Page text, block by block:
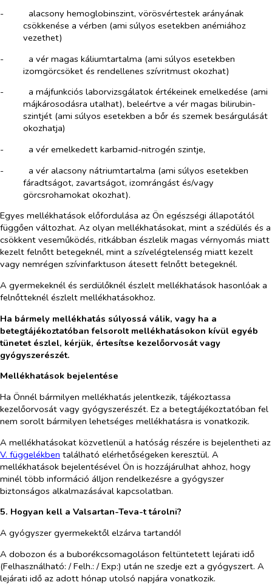
-​
alacsony hemoglobinszint, vörösvértestek arányának
csökkenése a vérben (ami súlyos esetekben anémiához
vezethet)
-​
a vér magas káliumtartalma (ami súlyos esetekben
izomgörcsöket és rendellenes szívritmust okozhat)
-​
a májfunkciós laborvizsgálatok értékeinek emelkedése (ami
májkárosodásra utalhat), beleértve a vér magas bilirubin-
szintjét (ami súlyos esetekben a bőr és szemek besárgulását
okozhatja)
-​
a vér emelkedett karbamid-nitrogén szintje,
-​
a vér alacsony nátriumtartalma (ami súlyos esetekben
fáradtságot, zavartságot, izomrángást és/vagy
görcsrohamokat okozhat).
Egyes mellékhatások előfordulása az Ön egészségi állapotától
függően változhat. Az olyan mellékhatásokat, mint a szédülés és a
csökkent veseműködés, ritkábban észlelik magas vérnyomás miatt
kezelt felnőtt betegeknél, mint a szívelégtelenség miatt kezelt
vagy nemrégen szívinfarktuson átesett felnőtt betegeknél.
A gyermekeknél és serdülőknél észlelt mellékhatások hasonlóak a
felnőtteknél észlelt mellékhatásokhoz.
Ha bármely mellékhatás súlyossá válik, vagy ha a
betegtájékoztatóban felsorolt mellékhatásokon kívül egyéb
tünetet észlel, kérjük, értesítse kezelőorvosát vagy
gyógyszerészét.
Mellékhatások bejelentése
Ha Önnél bármilyen mellékhatás jelentkezik, tájékoztassa
kezelőorvosát vagy gyógyszerészét. Ez a betegtájékoztatóban fel
nem sorolt bármilyen lehetséges mellékhatásra is vonatkozik.
A mellékhatásokat közvetlenül a hatóság részére is bejelentheti az
V. függelékben található elérhetőségeken keresztül. A
mellékhatások bejelentésével Ön is hozzájárulhat ahhoz, hogy
minél több információ álljon rendelkezésre a gyógyszer
biztonságos alkalmazásával kapcsolatban.
5. Hogyan kell a Valsartan-Teva-t tárolni?
A gyógyszer gyermekektől elzárva tartandó!
A dobozon és a buborékcsomagoláson feltüntetett lejárati idő
(Felhasználható: / Felh.: / Exp:) után ne szedje ezt a gyógyszert. A
lejárati idő az adott hónap utolsó napjára vonatkozik.